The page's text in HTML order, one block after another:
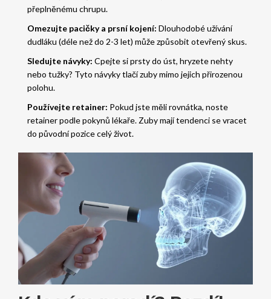
přeplněnému chrupu.
Omezujte pacičky a prsní kojení: Dlouhodobé užívání
dudláku (déle než do 2-3 let) může způsobit otevřený skus.
Sledujte návyky: Cpejte si prsty do úst, hryzete nehty
nebo tužky? Tyto návyky tlačí zuby mimo jejich přirozenou
polohu.
Používejte retainer: Pokud jste měli rovnátka, noste
retainer podle pokynů lékaře. Zuby mají tendenci se vracet
do původní pozice celý život.